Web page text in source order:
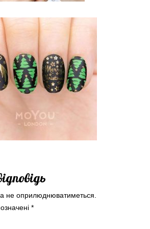
не оприлюднюватиметься.
*